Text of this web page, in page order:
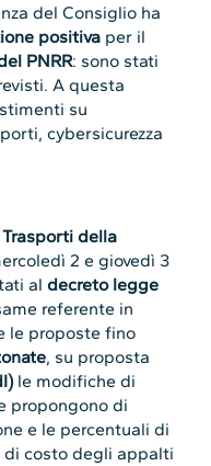
del Consiglio ha
positiva per il
PNRR: sono stati
A questa
su
cybersicurezza
della
2 e giovedì 3
aldecreto legge
referente in
le proposte fino
, su proposta
le modifiche di
propongono di
e le percentuali di
di costo degli appalti